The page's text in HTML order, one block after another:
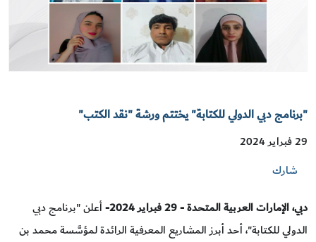
"برنامج دبي الدولي للكتابة" يختتم ورشة "نقد الكتب"
29 فبراير 2024
شارك
دبي، الإمارات العربية المتحدة -29فبراير 2024 -أعلن "برنامج دبي
الدولي للكتابة"، أحد أبرز المشاريع المعرفية الرائدة لمؤسَّسة محمد بن